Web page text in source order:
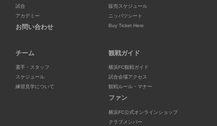
試合
アカデミー
お問い合わせ
販売スケジュール
ニッパツシート
Buy Ticket Here
チーム
選手・スタッフ
スケジュール
練習見学について
観戦ガイド
横浜FC観戦ガイド
試合会場アクセス
観戦ルール・マナー
ファン
横浜FC公式オンラインショップ
クラブメンバー